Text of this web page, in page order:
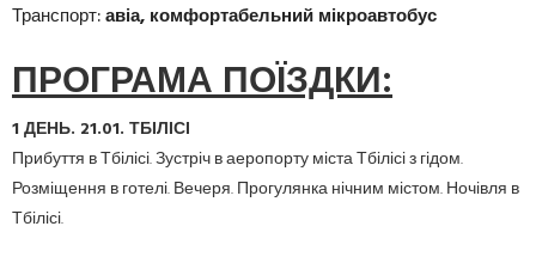
Транспорт:авіа, комфортабельний мікроавтобус
ПРОГРАМА ПОЇЗДКИ:
1 ДЕНЬ. 21.01. ТБІЛІСІ
Прибуття в Тбілісі.Зустріч в аеропорту міста Тбілісі з гідом.
Розміщення в готелі.Вечеря.Прогулянка нічним містом.Ночівля в
Тбілісі.